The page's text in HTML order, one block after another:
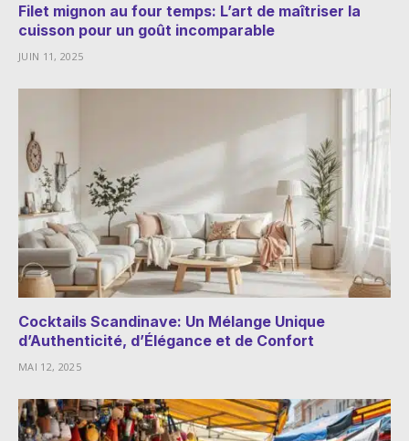
Filet mignon au four temps: L’art de maîtriser la
cuisson pour un goût incomparable
JUIN 11, 2025
Cocktails Scandinave: Un Mélange Unique
d’Authenticité, d’Élégance et de Confort
MAI 12, 2025